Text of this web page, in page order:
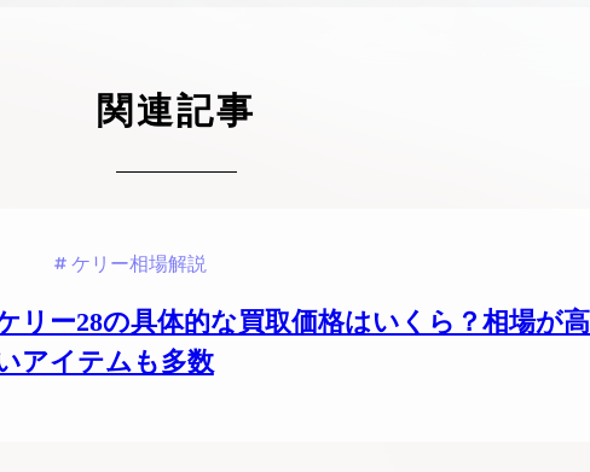
関連記事
ケリー相場解説
リー28の具体的な買取価格はいくら？相場が
アイテムも多数